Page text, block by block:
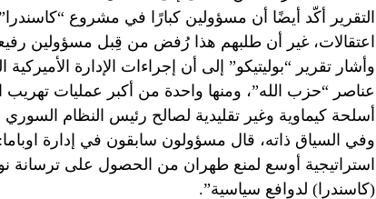
التقرير أكّد أيضًا أن مسؤولين كبارًا في مشروع “كاسندرا”
اعتقالات، غير أن طلبهم هذا رُفض من قِبل مسؤولين
وأشار تقرير “بوليتيكو” إلى أن إجراءات الإدارة
عناصر “حزب الله”، ومنها واحدة من أكبر عمليات تهريب
أسلحة كيماوية وغير تقليدية لصالح رئيس النظام السوري
وفي السياق ذاته، قال مسؤولون سابقون في إدارة
استراتيجية أوسع لمنع طهران من الحصول على ترسانة
(كاسندرا) لدوافع سياسية”.